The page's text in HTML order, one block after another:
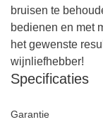
bruisen te
bedienen en met
het gewenste
wijnliefhebber!
Specificaties
Garantie